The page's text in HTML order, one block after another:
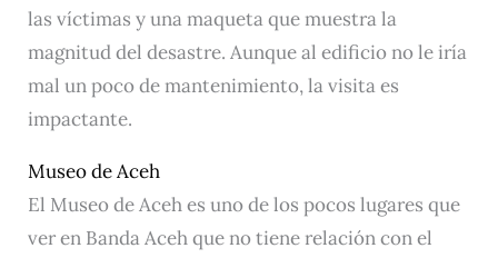
las víctimas y una maqueta que muestra la
magnitud del desastre. Aunque al edificio no le iría
mal un poco de mantenimiento, la visita es
impactante.
Museo de Aceh
El Museo de Aceh es uno de los pocos lugares que
ver en Banda Aceh que no tiene relación con el